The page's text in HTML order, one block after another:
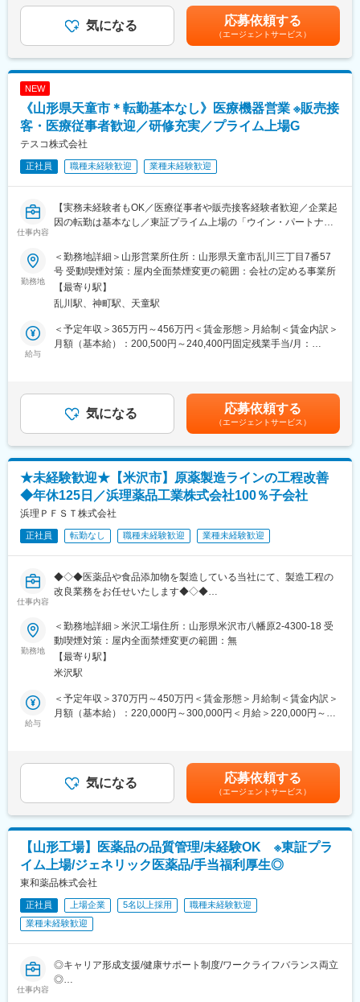
変更の範囲：会社の定める業務
医療現場向けのメディカル事業部、臨床検査部門向けのクリニカ
ル部門、開業医向けの営業部門のいずれかに配属可能性がありま
・入社時の導入研修に加え、3か月～最大1年程度は先輩に同行し
OJTで営業先、納品先、商材を覚えていただきます。その間は営
業目標がつかない育成期間となり、仕事を覚えることに集中でき
・メーカー営業の方と同行や勉強会等で製品について覚えていた
・医療福祉・科学機器の総合商社として扱う商材は多種にわたり
ますので、商品や使い方の知識を自発的に習得する必要がありま
■同社の魅力：
・医薬品、医療機器、事務用品等をそれぞれ取り扱う専業商社が
多い中で、同社は薬以外の病院における「すべて」を提案する総
意識し、安心・安全を強化して、付加価値をお届けすることを最
大の目標としています。扱う商材も幅広く、お客様の課題やニー
す。地域に根付いた事業運営をしており、今後も安定した成長が
見込めます。
年収はあくまでも目安の金額であり、選考を通じて上下する可能
性があります。※固定残業金額は給与によって異なります。■昇
給：年1回■賞与：年2回（昨年実績：3カ月以上）賃金はあくまで
も目安の金額であり、選考を通じて上下する可能性があります。
月給(月額)は固定手当を含めた表記です。
気になる 応募依頼する
（エージェントサービス）
NEW
《山形県天童市＊転勤基本なし》医療機器営業 ※販売接
客・医療従事者歓迎／研修充実／プライム上場G
テスコ株式会社
正社員 職種未経験歓迎 業種未経験歓迎
仕事内容
【実務未経験者もOK／医療従事者や販売接客経験者歓迎／企業起
因の転勤は基本なし／東証プライム上場の「ウイン・パートナー
■業務概要：
営業担当として、担当エリアの医療機関に循環器領域の製品を提
案・販売していただきます。※既存顧客メインの提案営業です。
■業務イメージ：
・提案先：循環器領域の医師をはじめとする医療従事者に加え、
立ち会うこともございます。
・担当施設数：一人当たり担当施設は平均1～3施設程度。原則と
して3～4名単位のチームで担当することとなります。
【日中】
まずは納品する医療機器の検品や仕訳作業を行います。完了後、
病院へ訪問し、現場との情報交換や提案活動を行います。また、
ご注文いただいた機器の納品や、院内の在庫管理も行い、医療現
場での機器の安定供給を実現させます。※一日の訪問件数は2～3
件程度。
【夕方】
当日使用した医療機器の確認と補充依頼を行います。その後、見
積書の作成などといった事務作業を行い終業となります。
中途入社者向けの全体研修に加え、現場で勉強を行うOJTなどの
教育体制が整っており、着実に知識・スキルを高めていただけま
す。入社後いきなり担当を持つことはございませんので、実務未
経験の方でも安心してご入社いただける環境です。
■低侵襲医療の魅力：
患者様の手術・検査に伴う痛みや出血などを可能な限り少なくす
■テスコ社について：
1973年の設立以降、 医療機器商社として成長してきた同社。
2013年には株式会社ウイン・インターナショナルと経営統合し、
持株会社ウイン・パートナーズ株式会社（現東証プライム上場企
業）の子会社に移行。以来、東北地域の医療へ大きく貢献し続け
ております。
★ウイン・パートナーズについて：https://www.win-
partners.co.jp/video/recruit2026.mp4
変更の範囲：会社の定める業務
勤務地
＜勤務地詳細＞山形営業所住所：山形県天童市乱川三丁目7番57
号 受動喫煙対策：屋内全面禁煙変更の範囲：会社の定める事業所
【最寄り駅】
乱川駅、神町駅、天童駅
給与
＜予定年収＞365万円～456万円＜賃金形態＞月給制＜賃金内訳＞
月額（基本給）：200,500円～240,400円固定残業手当/月：
給：年1回（7月）■賞与：年2回（7・12月）■決算賞与（会社業績
により）※年収は経験等を考慮し決定いたします。※固定時間外手
当（30時間分）を超える残業代は別途支給いたします。賃金はあ
くまでも目安の金額であり、選考を通じて上下する可能性があり
ます。月給(月額)は固定手当を含めた表記です。
気になる 応募依頼する
（エージェントサービス）
★未経験歓迎★【米沢市】原薬製造ラインの工程改善
◆年休125日／浜理薬品工業株式会社100％子会社
浜理ＰＦＳＴ株式会社
正社員 転勤なし 職種未経験歓迎 業種未経験歓迎
仕事内容
◆◇◆医薬品や食品添加物を製造している当社にて、製造工程の
改良業務をお任せいたします◆◇◆
■主な業務内容：
抗がん剤の原薬を製造する当社の製造工程の改善業務をお任せい
たします。また、製造工程の改善に伴う試製実験などもご担当い
ただくため、今回の職種では合成化学の経験者を求めます。
■はたらき方：
完全週休2日制で年間休日125日ございます。残業も月平均10時間
程度ですので、プライベートの時間もしっかり確保いただけま
（医薬品原体）医薬品中間体、食品添加物、化粧品原料及び機能
性有機材料などの研究開発並びに製造販売を主業務としていま
い技術の開発に努め、人々の健康と幸福に奉仕し、社会に信頼さ
れ働く人に生きがいのある企業をめざしています。
(3) 業界自体、参入障壁がかなり厳しく、ライバルが入ってくるこ
とはほぼないため、取引先からは安定的に受注をいただける状況
を確立しております。
変更の範囲：会社の定める業務
勤務地
＜勤務地詳細＞米沢工場住所：山形県米沢市八幡原2-4300-18 受
動喫煙対策：屋内全面禁煙変更の範囲：無
【最寄り駅】
米沢駅
給与
＜予定年収＞370万円～450万円＜賃金形態＞月給制＜賃金内訳＞
月額（基本給）：220,000円～300,000円＜月給＞220,000円～
気になる 応募依頼する
（エージェントサービス）
【山形工場】医薬品の品質管理/未経験OK ※東証プラ
イム上場/ジェネリック医薬品/手当福利厚生◎
東和薬品株式会社
正社員 上場企業 5名以上採用
職種未経験歓迎
業種未経験歓迎
仕事内容
◎キャリア形成支援/健康サポート制度/ワークライフバランス両立
◎